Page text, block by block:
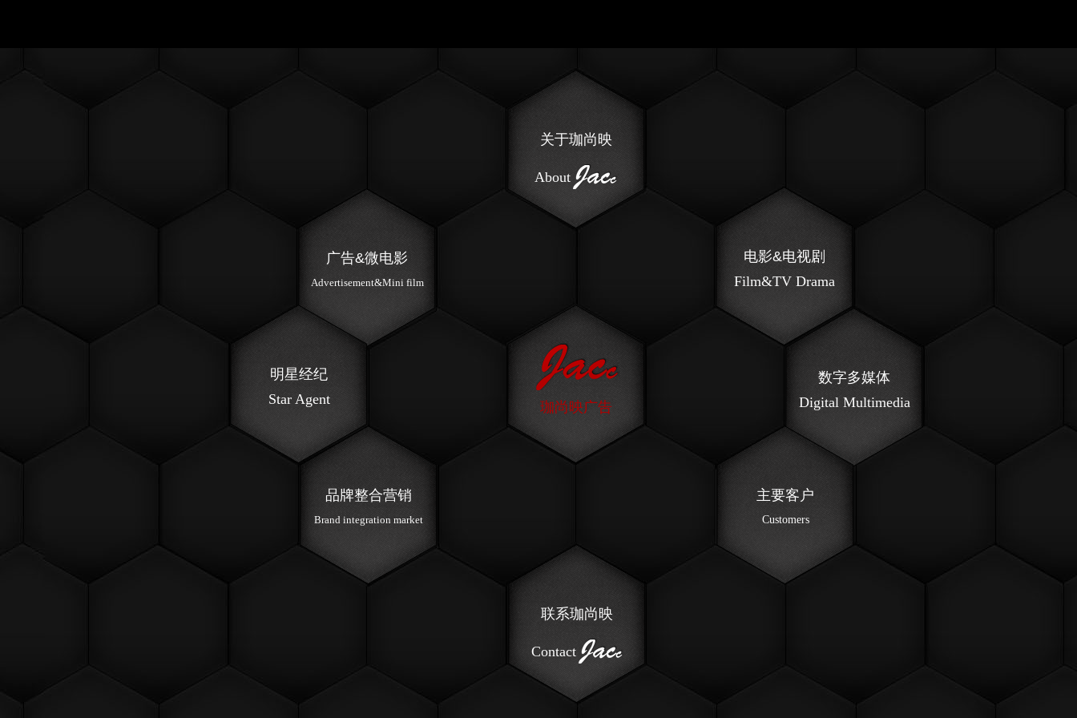
关于珈尚映
About
广告&微电影
Advertisement&Mini film
电影&电视剧
Film&TV Drama
明星经纪
Star Agent
珈尚映广告
数字多媒体
Digital Multimedia
品牌整合营销
Brand integration market
主要客户
Customers
联系珈尚映
Contact